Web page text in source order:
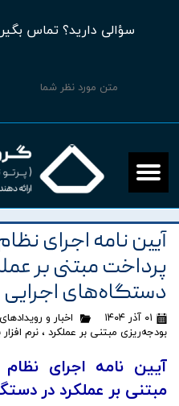
سؤالی دارید؟ تماس بگیرید
آیین نامه اجرای
پرداخت مبتنی بر
دستگاه‌های اجرایی
۰۱ آذر ۱۴۰۴ اخبار و
بودجه‌ریزی مبتنی بر عملکرد ، نرم
آیین نامه اجرای
مبتنی بر عملکرد در